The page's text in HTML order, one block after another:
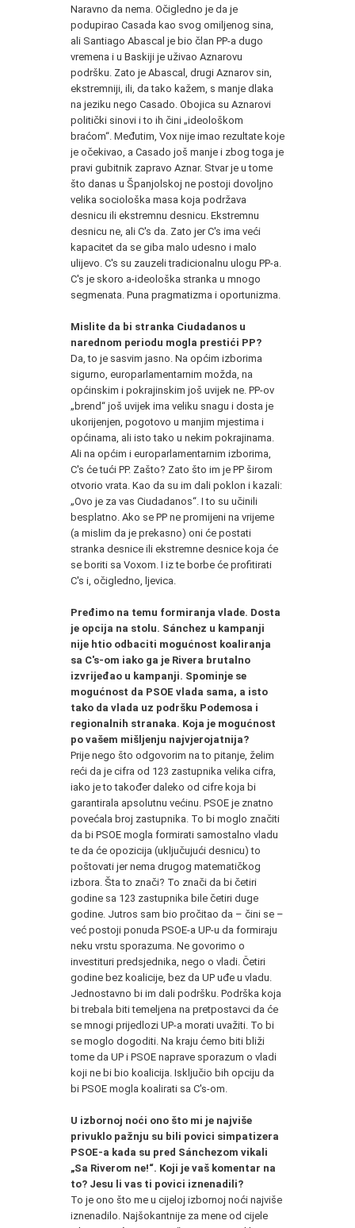
Naravno da nema. Očigledno je da je
podupirao Casada kao svog omiljenog sina,
ali Santiago Abascal je bio član PP-a dugo
vremena i u Baskiji je uživao Aznarovu
podršku. Zato je Abascal, drugi Aznarov sin,
ekstremniji, ili, da tako kažem, s manje dlaka
na jeziku nego Casado. Obojica su Aznarovi
politički sinovi i to ih čini „ideološkom
braćom“. Međutim, Vox nije imao rezultate koje
je očekivao, a Casado još manje i zbog toga je
pravi gubitnik zapravo Aznar. Stvar je u tome
što danas u Španjolskoj ne postoji dovoljno
velika sociološka masa koja podržava
desnicu ili ekstremnu desnicu. Ekstremnu
desnicu ne, ali C's da. Zato jer C's ima veći
kapacitet da se giba malo udesno i malo
ulijevo. C's su zauzeli tradicionalnu ulogu PP-a.
C's je skoro a-ideološka stranka u mnogo
segmenata. Puna pragmatizma i oportunizma.
Mislite da bi stranka Ciudadanos u
narednom periodu mogla prestići PP?
Da, to je sasvim jasno. Na općim izborima
sigurno, europarlamentarnim možda, na
općinskim i pokrajinskim još uvijek ne. PP-ov
„brend“ još uvijek ima veliku snagu i dosta je
ukorijenjen, pogotovo u manjim mjestima i
općinama, ali isto tako u nekim pokrajinama.
Ali na općim i europarlamentarnim izborima,
C's će tući PP. Zašto? Zato što im je PP širom
otvorio vrata. Kao da su im dali poklon i kazali:
„Ovo je za vas Ciudadanos“. I to su učinili
besplatno. Ako se PP ne promijeni na vrijeme
(a mislim da je prekasno) oni će postati
stranka desnice ili ekstremne desnice koja će
se boriti sa Voxom. I iz te borbe će profitirati
C's i, očigledno, ljevica.
Pređimo na temu formiranja vlade. Dosta
je opcija na stolu. Sánchez u kampanji
nije htio odbaciti mogućnost koaliranja
sa C's-om iako ga je Rivera brutalno
izvrijeđao u kampanji. Spominje se
mogućnost da PSOE vlada sama, a isto
tako da vlada uz podršku Podemosa i
regionalnih stranaka. Koja je mogućnost
po vašem mišljenju najvjerojatnija?
Prije nego što odgovorim na to pitanje, želim
reći da je cifra od 123 zastupnika velika cifra,
iako je to također daleko od cifre koja bi
garantirala apsolutnu većinu. PSOE je znatno
povećala broj zastupnika. To bi moglo značiti
da bi PSOE mogla formirati samostalno vladu
te da će opozicija (uključujući desnicu) to
poštovati jer nema drugog matematičkog
izbora. Šta to znači? To znači da bi četiri
godine sa 123 zastupnika bile četiri duge
godine. Jutros sam bio pročitao da – čini se –
već postoji ponuda PSOE-a UP-u da formiraju
neku vrstu sporazuma. Ne govorimo o
investituri predsjednika, nego o vladi. Četiri
godine bez koalicije, bez da UP uđe u vladu.
Jednostavno bi im dali podršku. Podrška koja
bi trebala biti temeljena na pretpostavci da će
se mnogi prijedlozi UP-a morati uvažiti. To bi
se moglo dogoditi. Na kraju ćemo biti bliži
tome da UP i PSOE naprave sporazum o vladi
koji ne bi bio koalicija. Isključio bih opciju da
bi PSOE mogla koalirati sa C's-om.
U izbornoj noći ono što mi je najviše
privuklo pažnju su bili povici simpatizera
PSOE-a kada su pred Sánchezom vikali
„Sa Riverom ne!“. Koji je vaš komentar na
to? Jesu li vas ti povici iznenadili?
To je ono što me u cijeloj izbornoj noći najviše
iznenadilo. Najšokantnije za mene od cijele